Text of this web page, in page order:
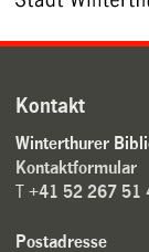
Kontakt
Winterthurer
Kontaktformular
T+41 52 267 51
Postadresse